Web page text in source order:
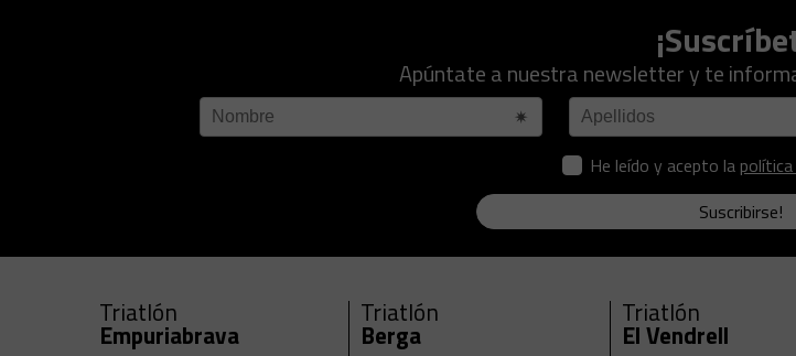
Apúntate a nuestra newsletter y te
He leído y acepto la
Suscribirse!
Triatlón
Empuriabrava
Triatlón
Berga
Triatlón
El Vendrell